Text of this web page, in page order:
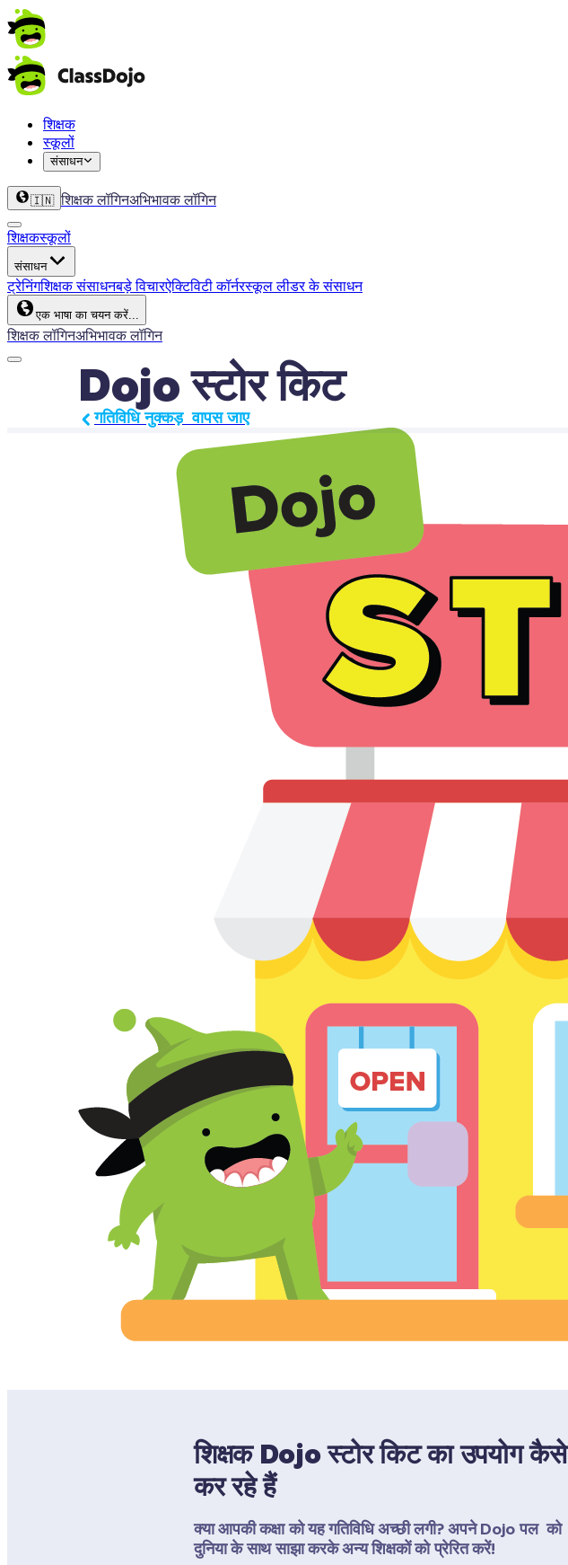
शिक्षक
स्कूलों
संसाधन
🇮🇳 शिक्षक लॉगिनअभिभावक लॉगिन
शिक्षकस्कूलों
संसाधन
ट्रेनिंगशिक्षक संसाधनबड़े विचारऐक्टिविटी कॉर्नरस्कूल लीडर के संसाधन
एक भाषा का चयन करें...
शिक्षक लॉगिनअभिभावक लॉगिन
Dojo स्टोर किट
गतिविधि नुक्कड़  वापस जाए
शिक्षक Dojo स्टोर किट का उपयोग कैसे
कर रहे हैं
क्या आपकी कक्षा को यह गतिविधि अच्छी लगी? अपने Dojo पल  को
दुनिया के साथ साझा करके अन्य शिक्षकों को प्रेरित करें!